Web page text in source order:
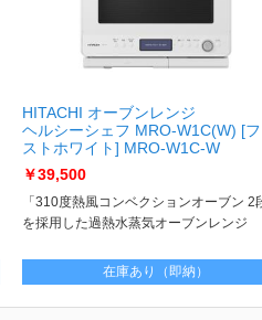
HITACHI オーブンレンジ
ヘルシーシェフ MRO-W1C(W) [フ
ストホワイト] MRO-W1C-W
￥39,500
「310度熱風コンベクションオーブン 2
を採用した過熱水蒸気オーブンレンジ
在庫あり（即納）